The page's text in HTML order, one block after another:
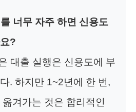
너무 자주 하면 신용도
?
대출 실행은 신용도에 부
. 하지만 1~2년에 한 번,
겨가는 것은 합리적인